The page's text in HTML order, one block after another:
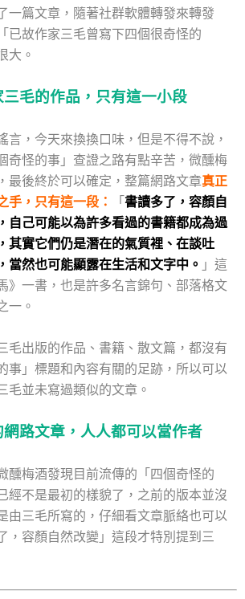
一篇文章，隨著社群軟體轉發來轉發
已故作家三毛曾寫下四個很奇怪的
大。
三毛的作品，只有這一小段
言，今天來換換口味，但是不得不說，
奇怪的事」查證之路有點辛苦，微醺梅
最後終於可以確定，整篇網路文章真正
手，只有這一段：
「 書讀多了，容顏自
自己可能以為許多看過的書籍都成為過
其實它們仍是潛在的氣質裡、在談吐
當然也可能顯露在生活和文字中。 」這
》一書，也是許多名言錦句、部落格文
一。
毛出版的作品、書籍、散文篇，都沒有
事」標題和內容有關的足跡，所以可以
毛並未寫過類似的文章。
網路文章，人人都可以當作者
醺梅酒發現目前流傳的「四個奇怪的
經不是最初的樣貌了，之前的版本並沒
由三毛所寫的，仔細看文章脈絡也可以
，容顏自然改變」這段才特別提到三